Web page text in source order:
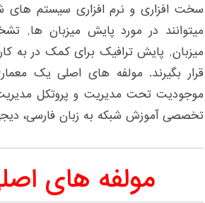
سخت افزاری و نرم افزاری سیستم های
میتوانند در مورد پایش میزبان ها,
میزبان, پایش ترافیک برای کمک در به
قرار بگیرند. مولفه های اصلی یک
موجودیت تحت مدیریت و پروتکل
تخصصی آموزش شبکه به زبان فارسی،
مولفه های